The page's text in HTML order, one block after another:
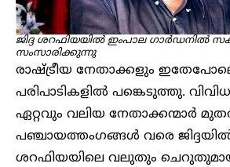
ജിദ്ദ ശറഫിയയിൽ ഇംപാല ഗാർഡനിൽ
സംസാരിക്കുന്നു
രാഷ്ട്രീയ നേതാക്കളും
പരിപാടികളിൽ പങ്കെടുത്തു. വിവിധ
ഏറ്റവും വലിയ നേതാക്കന്മാർ
പഞ്ചായത്തംഗങ്ങൾ വരെ
ശറഫിയയിലെ വലുതും ചെറുതുമായ